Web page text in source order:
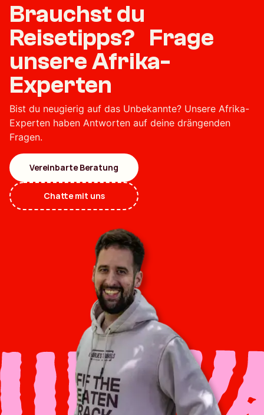
Brauchst du
Reisetipps? Frage
unsere Afrika-
Experten
Bist du neugierig auf das Unbekannte? Unsere Afrika-
Experten haben Antworten auf deine drängenden
Fragen.
Vereinbarte Beratung
Chatte mit uns